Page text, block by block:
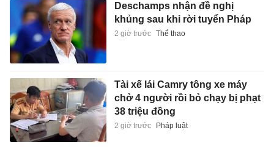
Deschamps nhận đề nghị
khủng sau khi rời tuyển Pháp
2 giờ trước Thể thao
Tài xế lái Camry tông xe máy
chở 4 người rồi bỏ chạy bị phạt
38 triệu đồng
2 giờ trước Pháp luật